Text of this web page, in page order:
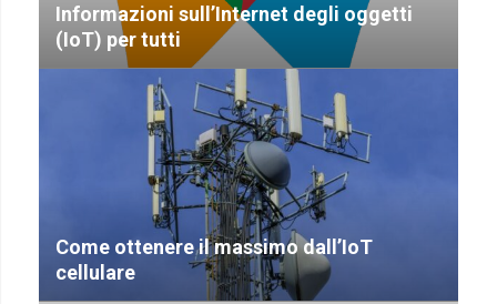
Informazioni sull’Internet degli oggetti
(IoT) per tutti
Come ottenere il massimo dall’IoT
cellulare